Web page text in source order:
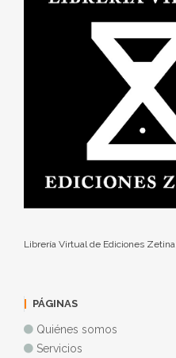
Librería Virtual de Ediciones Zetina
PÁGINAS
Quiénes somos
Servicios